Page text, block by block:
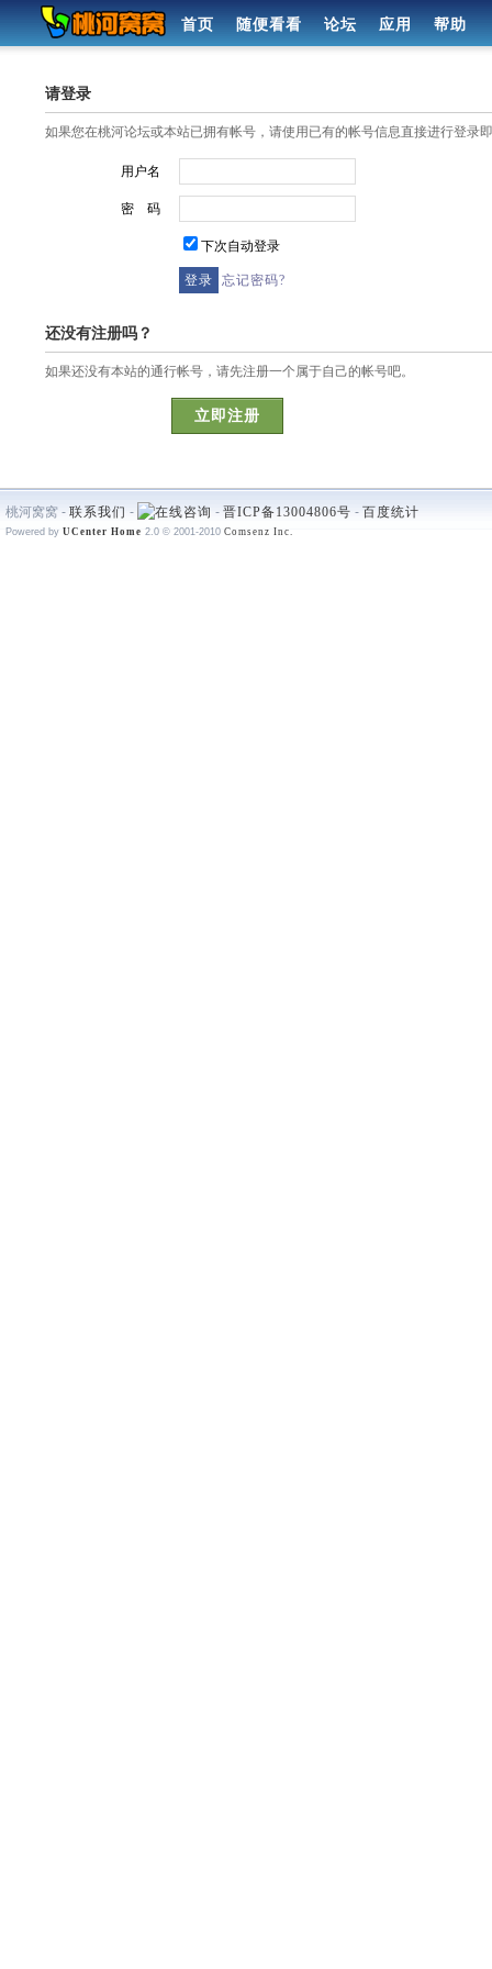
首页 随便看看 论坛 应用 帮助
请登录
如果您在桃河论坛或本站已拥有帐号，请使用已有的帐号信息直接进行登录
用户名
密 码
下次自动登录
忘记密码?
还没有注册吗？
如果还没有本站的通行帐号，请先注册一个属于自己的帐号吧。
立即注册
桃河窝窝 - 联系我们 - - 晋ICP备13004806号 - 百度统计
Powered by UCenter Home 2.0 © 2001-2010 Comsenz Inc.